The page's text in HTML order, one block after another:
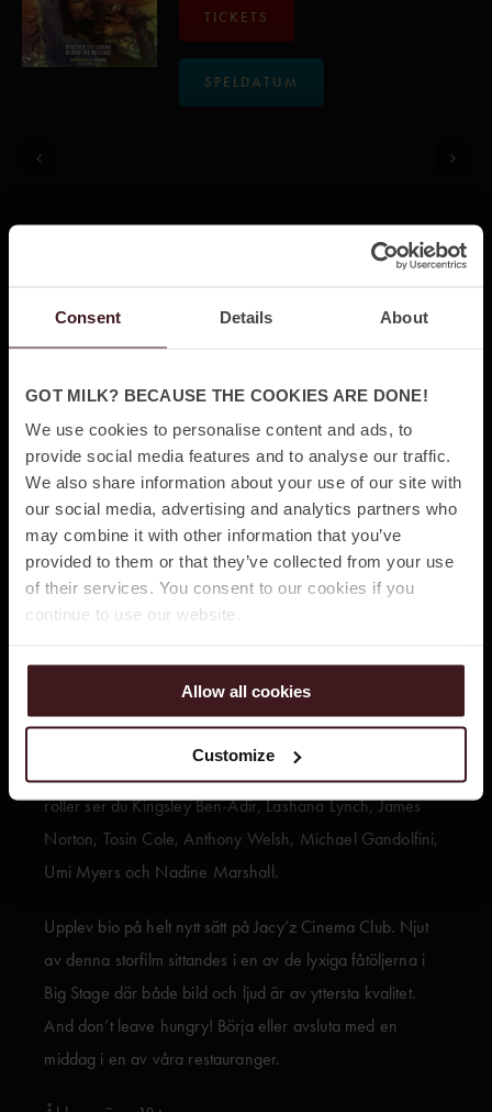
Consent Details About
GOT MILK? BECAUSE THE COOKIES ARE DONE!
We use cookies to personalise content and ads, to
provide social media features and to analyse our traffic.
We also share information about your use of our site with
our social media, advertising and analytics partners who
may combine it with other information that you’ve
provided to them or that they’ve collected from your use
of their services. You consent to our cookies if you
continue to use our website.
Allow all cookies
Customize
TICKETS
SPELDATUM
Premiär
14 Feb, 2024
Genre
Biograf, Drama & Music
Some voices are forever. Se ”Bob Marley: One Love” på
bioduken på Big Stage!Denna storfilm skildrar en kraftfull
berättelse om att triumfera över svårigheter och om den
fascinerande resan bakom Bob Marleys musik som
inspirerade generationer med sitt budskap om kärlek och
från Peeky Blinders och One Night in Miami).
roller ser du Kingsley Ben-Adir, Lashana Lynch, James
Norton, Tosin Cole, Anthony Welsh, Michael Gandolfini,
Umi Myers och Nadine Marshall.
Upplev bio på helt nytt sätt på Jacy’z Cinema Club. Njut
av denna storfilm sittandes i en av de lyxiga fåtöljerna i
Big Stage där både bild och ljud är av yttersta kvalitet.
And don’t leave hungry! Börja eller avsluta med en
middag i en av våra restauranger.